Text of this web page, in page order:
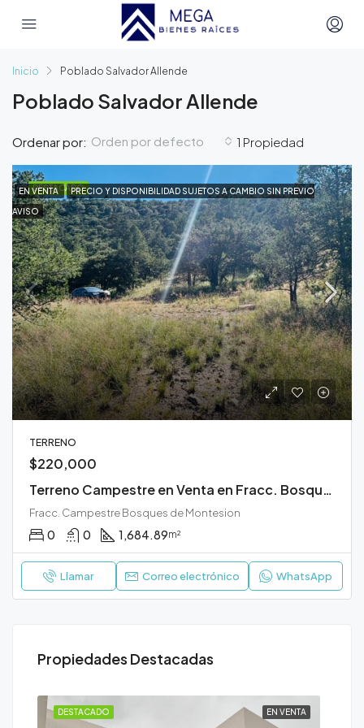
Inicio Poblado Salvador Allende
Poblado Salvador Allende
1 Propiedad
Ordenar por: Orden por defecto
DESTACADO
EN VENTA PRECIO Y DISPONIBILIDAD SUJETOS A CAMBIO SIN PREVIO
AVISO
TERRENO
$220,000
Terreno Campestre en Venta en Fracc. Bosques de Montesion Durango
Fracc. Campestre Bosques de Montesion
0 0 1,684.89m²
Llamar Correo electrónico WhatsApp
Propiedades Destacadas
EN VENTA
DESTACADO